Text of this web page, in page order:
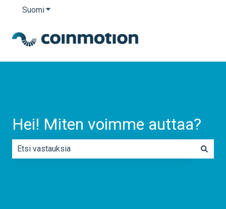
SuomiNäytä käännöksien alavalikko
Hei! Miten voimme auttaa?